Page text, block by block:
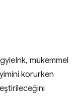
mükemmel
korurken